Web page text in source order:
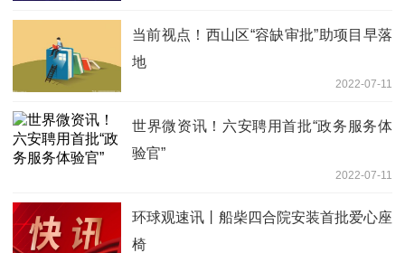
当前视点！西山区“容缺审批”助项目早落
地
2022-07-11
世界微资讯！六安聘用首批“政务服务体
验官”
2022-07-11
环球观速讯丨船柴四合院安装首批爱心座
椅